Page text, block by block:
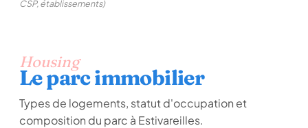
CSP, établissements)
Housing
Le parc immobilier
Types de logements, statut d'occupation et
composition du parc à Estivareilles.